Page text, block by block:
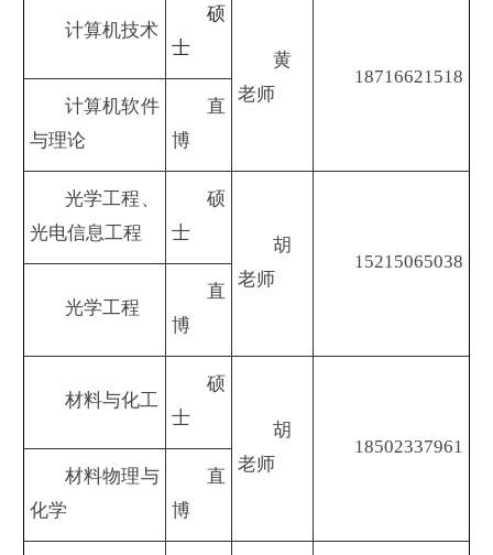
计算机技术
硕
士
黄
老师
18716621518
计算机软件
与理论
直
博
光学工程、
光电信息工程
硕
士
胡
老师
15215065038
光学工程
直
博
材料与化工
硕
士
胡
老师
18502337961
材料物理与
化学
直
博